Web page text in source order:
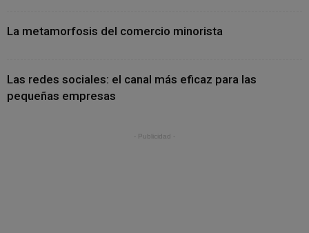
La metamorfosis del comercio minorista
Las redes sociales: el canal más eficaz para las
pequeñas empresas
- Publicidad -